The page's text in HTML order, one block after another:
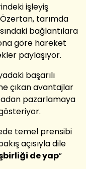
işleyiş
tarımda
bağlantılara
göre hareket
paylaşıyor.
başarılı
çıkan avantajlar
pazarlamaya
temel prensibi
açısıyla dile
de yap”